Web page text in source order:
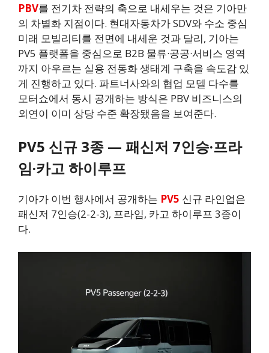
PBV를 전기차 전략의 축으로 내세우는 것은 기아만
의 차별화 지점이다. 현대자동차가 SDV와 수소 중심
미래 모빌리티를 전면에 내세운 것과 달리, 기아는
PV5 플랫폼을 중심으로 B2B 물류·공공·서비스 영역
까지 아우르는 실용 전동화 생태계 구축을 속도감 있
게 진행하고 있다. 파트너사와의 협업 모델 다수를
모터쇼에서 동시 공개하는 방식은 PBV 비즈니스의
외연이 이미 상당 수준 확장됐음을 보여준다.
PV5 신규 3종 — 패신저 7인승·프라
임·카고 하이루프
기아가 이번 행사에서 공개하는 PV5 신규 라인업은
패신저 7인승(2-2-3), 프라임, 카고 하이루프 3종이
다.